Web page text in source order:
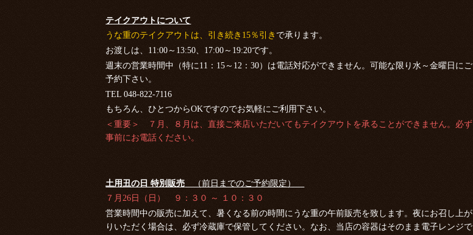
テイクアウトについて
うな重のテイクアウトは、引き続き15％引きで承ります。
お渡しは、11:00～13:50、17:00～19:20です。
週末の営業時間中（特に11：15～12：30）は電話対応ができません。可能な限り水～金曜日にご
予約下さい。
TEL 048-822-7116
もちろん、ひとつからOKですのでお気軽にご利用下さい。
＜重要＞ ７月、８月は、直接ご来店いただいてもテイクアウトを承ることができません。必ず
事前にお電話ください。
土用丑の日 特別販売 （前日までのご予約限定）
７月26日（日） ９：３０ ～ １０：３０
営業時間中の販売に加えて、暑くなる前の時間にうな重の午前販売を致します。夜にお召し上が
りいただく場合は、必ず冷蔵庫で保管してください。なお、当店の容器はそのまま電子レンジで